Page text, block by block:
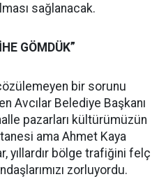
sağlanacak.
GÖMDÜK”
bir sorunu
Avcılar Belediye Başkanı
pazarları kültürümüzün
ama Ahmet Kaya
yıllardır bölge trafiğini felç
zorluyordu.